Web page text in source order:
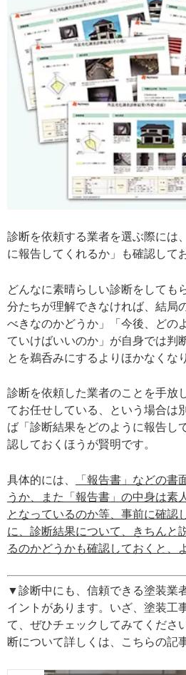
診断を依頼する業者を選ぶ際には
に報告してくれるか」も確認して
どんなに素晴らしい診断をしても
分たちが理解できなければ、結局
べきなのかどうか」「今後、どの
ていけばいいのか」が自身では判
とを鵜呑みにするよりほかなくな
診断を依頼した業者のことを手放
てお任せしている、という場合は
ば「診断結果をどのように報告し
認しておくほうが賢明です。
具体的には、
「報告書」などの書
うか、また「報告書」の中身は素
となっているのか等、事前に確認
に、診断結果について、きちんと
るのかどうかも確認しておくと、
▼診断中にも、信頼できる塗装業
イントがあります。いざ、塗装工
て、ぜひチェックしてみてくださ
断について詳しくは、こちらの記